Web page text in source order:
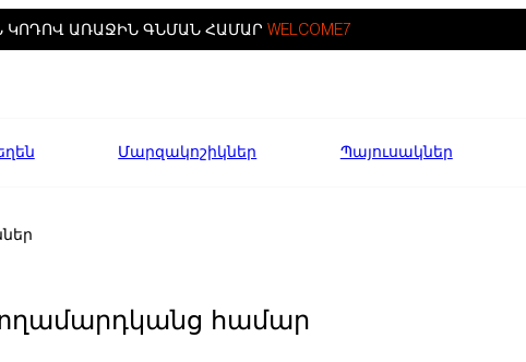
ԿՈԴՈՎ ԱՌԱՋԻՆ ԳՆՄԱՆ ՀԱՄԱՐ WELCOME7
Մարզակոշիկներ Պայուսակներ
համար